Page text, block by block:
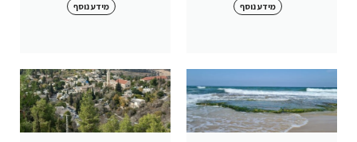
מידע נוסף מידע נוסף